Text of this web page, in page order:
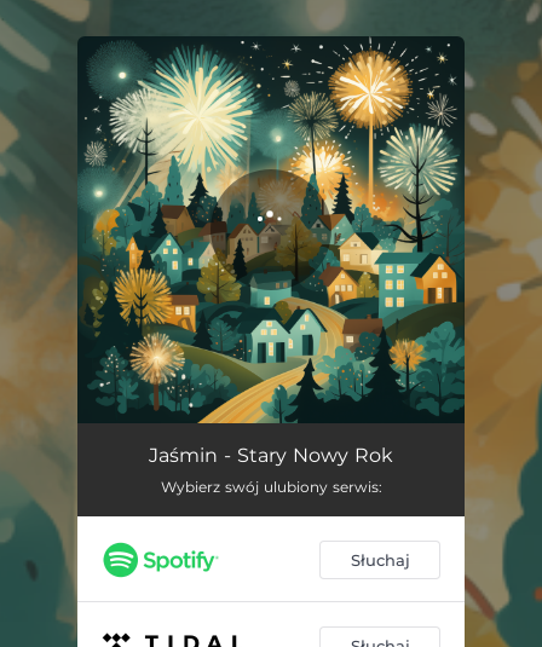
You're all set!
Stary Nowy Rok
Jaśmin - Stary Nowy Rok
Wybierz swój ulubiony serwis:
Słuchaj
.